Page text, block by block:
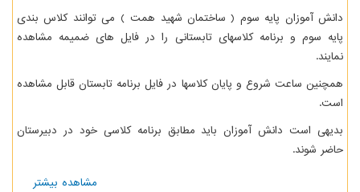
آموزان پایه سوم ( ساختمان شهید همت ) می توانند کلاس بندی
سوم و برنامه کلاسهای تابستانی را در فایل های ضمیمه مشاهده
ساعت شروع و پایان کلاسها در فایل برنامه تابستان قابل مشاهده
است دانش آموزان باید مطابق برنامه کلاسی خود در دبیرستان
شوند.
مشاهده بیشتر درباره